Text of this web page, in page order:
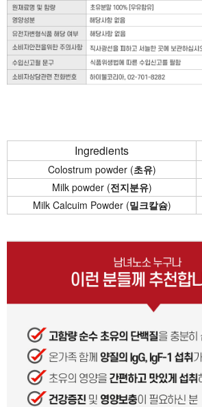
Ingredients
Colostrum powder (초유)
Milk powder (전지분유)
Milk Calcuim Powder (밀크칼슘)